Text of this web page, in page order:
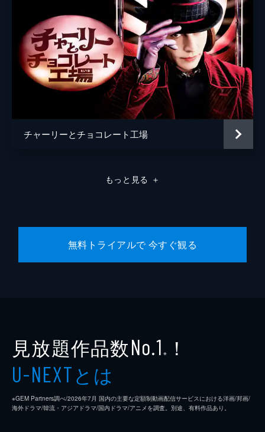
チャーリーとチョコレート工場
もっと見る ＋
無料トライアルで 今すぐ観る
見放題作品数No.1 ※ ！
U-NEXTとは
※GEM Partners調べ/2026年7⽉ 国内の主要な定額制動画配信サービスにおける洋画/邦画/
海外ドラマ/韓流・アジアドラマ/国内ドラマ/アニメを調査。別途、有料作品あり。